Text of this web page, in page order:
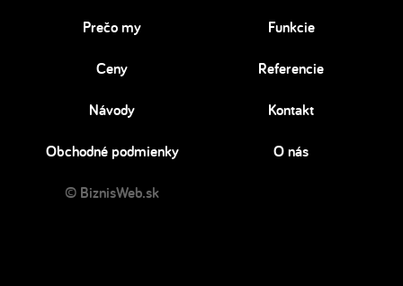
Prečo my Funkcie
Ceny Referencie
Návody Kontakt
Obchodné podmienky O nás
© BiznisWeb.sk